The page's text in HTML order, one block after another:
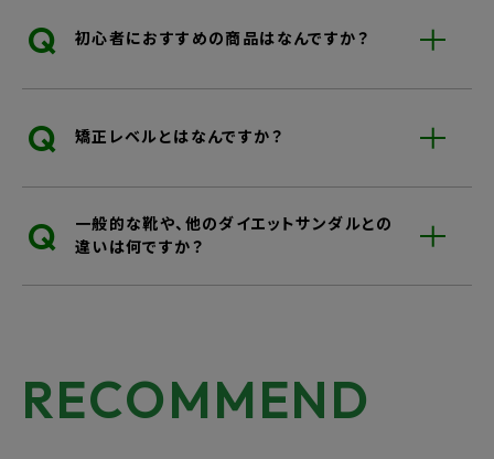
Q 初心者におすすめの商品はなんですか？
Q 矯正レベルとはなんですか？
Q
一般的な靴や、他のダイエットサンダルとの
違いは何ですか？
RECOMMEND